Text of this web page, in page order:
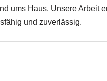
ums Haus. Unsere Arbeit
und zuverlässig.